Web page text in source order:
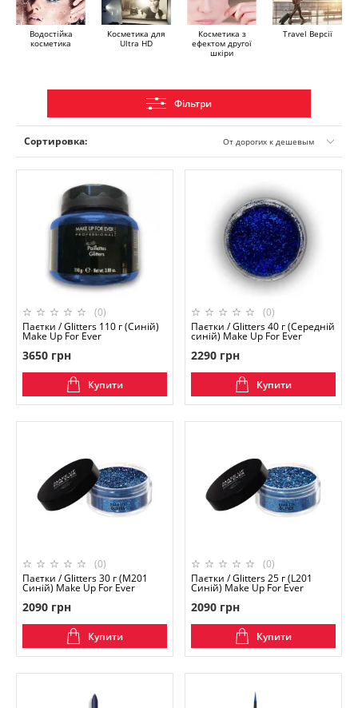
Водостійка
косметика
Косметика для
Ultra HD
Косметика з
ефектом другої
шкіри
Travel Версії
Фільтри
Сортировка: От дорогих к дешевым
(0)
Паєтки / Glitters 110 г (Синій)
Make Up For Ever
3650 грн
Купити
(0)
Паєтки / Glitters 40 г (Середній
синій) Make Up For Ever
2290 грн
Купити
(0)
Паєтки / Glitters 30 г (M201
Синій) Make Up For Ever
2090 грн
Купити
(0)
Паєтки / Glitters 25 г (L201
Синій) Make Up For Ever
2090 грн
Купити